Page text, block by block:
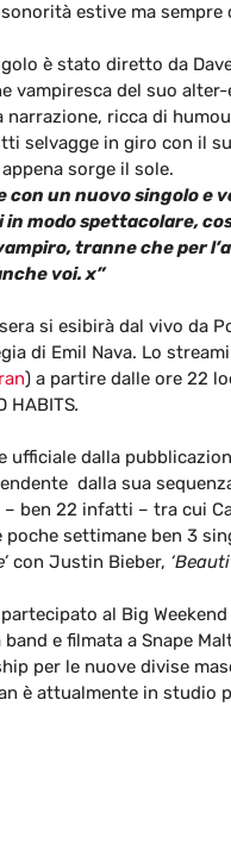
estive ma
è stato diretto da
vampiresca del suo
ricca di
selvagge in giro con il
sorge il sole.
un nuovo singolo e
modo spettacolare,
tranne che per
voi. x”
si esibirà dal vivo da
di Emil Nava. Lo
) a partire dalle ore 22
HABITS.
ufficiale dalla
dalla sua
ben 22 infatti – tra cui
poche settimane ben 3
con Justin Bieber,
al Big
e filmata a Snape
per le nuove divise
è attualmente in studio